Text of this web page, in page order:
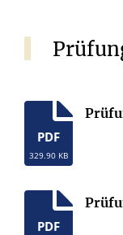
PDF
329.90 KB
PDF